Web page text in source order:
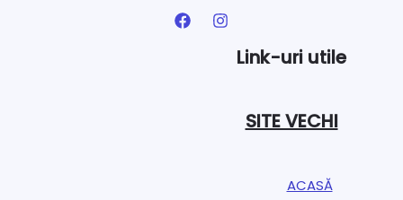
Link-uri utile
SITE VECHI
ACASĂ